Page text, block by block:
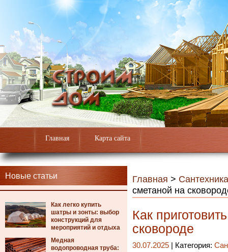
Главная Карта сайта
Новые статьи
Как легко купить
шатры и зонты: выбор
конструкций для
мероприятий и отдыха
Медная
водопроводная труба:
Главная > Сантехника
сметаной на
Как
сковороде
30.07.2025 | Категория: